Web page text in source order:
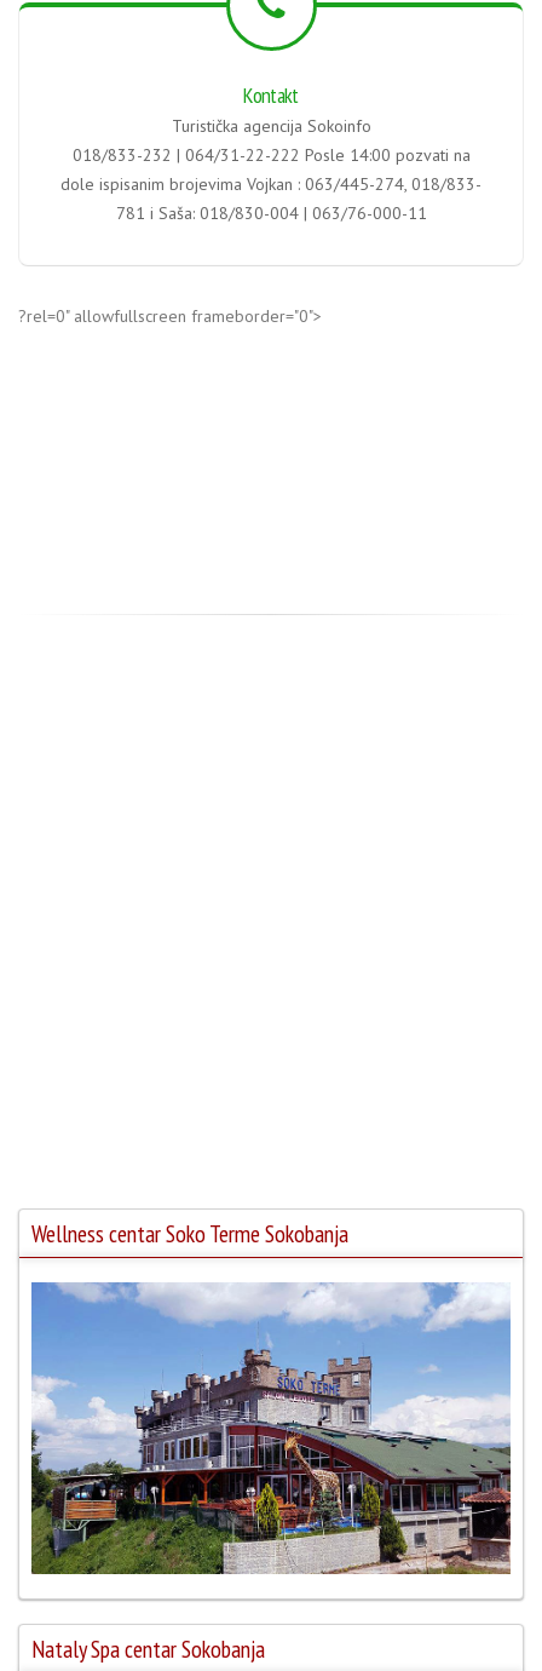
Kontakt
Turistička agencija Sokoinfo
018/833-232 | 064/31-22-222 Posle 14:00 pozvati na
dole ispisanim brojevima Vojkan : 063/445-274, 018/833-
781 i Saša: 018/830-004 | 063/76-000-11
?rel=0" allowfullscreen frameborder="0">
Wellness centar Soko Terme Sokobanja
Nataly Spa centar Sokobanja